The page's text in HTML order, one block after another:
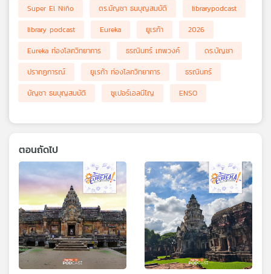
Super El Niño
ดร.บัญชา ธนบุญสมบัติ
librarypodcast
library podcast
Eureka ยูเรก้า
2026
Eureka ท่องโลกวิทยาการ
ธรณินทร์ เทพวงค์
ดร.บัญชา
ปรากฏการณ์
ยูเรก้า ท่องโลกวิทยาการ
ธรณินทร์
บัญชา ธนบุญสมบัติ
ซูเปอร์เอลนีโญ ENSO
ตอนถัดไป